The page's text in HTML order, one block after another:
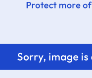
ครูกระดาษ สอนคนจน
กว่าเราจะรักกันได้ - ม้
ลาเปื่อย... Sick - A
"On the way" from
Poems